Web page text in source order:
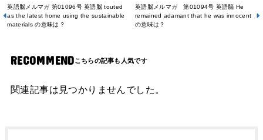
英語脳メルマガ 第01096号 英語脳 touted
as the latest home using the sustainable
materials の意味は？
英語脳メルマガ 第01094号 英語脳 He
remained adamant that he was innocent
の意味は？
RECOMMEND
関連記事は見つかりませんでした。